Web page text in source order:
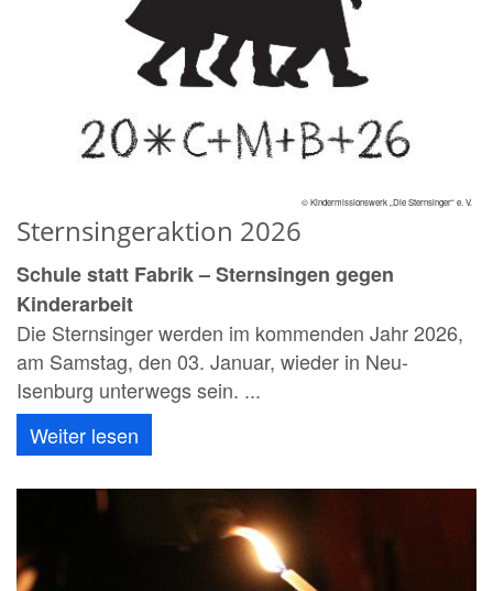
© Kindermissionswerk „Die Sternsinger“ e. V.
Sternsingeraktion 2026
Schule statt Fabrik – Sternsingen gegen
Kinderarbeit
Die Sternsinger werden im kommenden Jahr 2026,
am Samstag, den 03. Januar, wieder in Neu-
Isenburg unterwegs sein. ...
Weiter lesen